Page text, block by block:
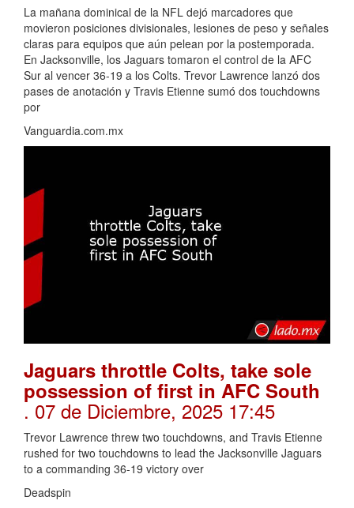
La mañana dominical de la NFL dejó marcadores que
movieron posiciones divisionales, lesiones de peso y señales
claras para equipos que aún pelean por la postemporada.
En Jacksonville, los Jaguars tomaron el control de la AFC
Sur al vencer 36-19 a los Colts. Trevor Lawrence lanzó dos
pases de anotación y Travis Etienne sumó dos touchdowns
por
Vanguardia.com.mx
Jaguars throttle Colts, take sole
possession of first in AFC South
. 07 de Diciembre, 2025 17:45
Trevor Lawrence threw two touchdowns, and Travis Etienne
rushed for two touchdowns to lead the Jacksonville Jaguars
to a commanding 36-19 victory over
Deadspin